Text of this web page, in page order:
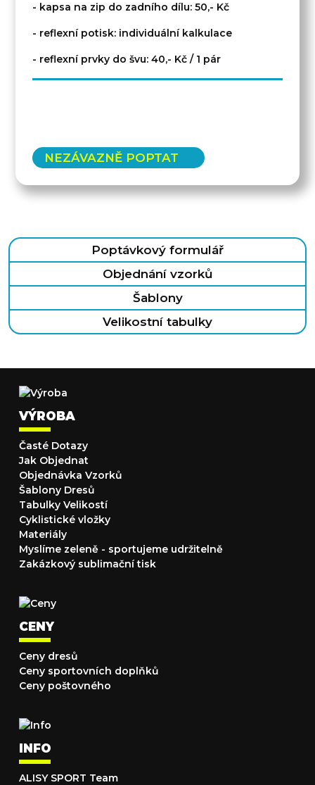
- kapsa na zip do zadního dílu: 50,- Kč
- reflexní potisk: individuální kalkulace
- reflexní prvky do švu: 40,- Kč / 1 pár
NEZÁVAZNĚ POPTAT
Poptávkový formulář
Objednání vzorků
Šablony
Velikostní tabulky
VÝROBA
Časté Dotazy
Jak Objednat
Objednávka Vzorků
Šablony Dresů
Tabulky Velikostí
Cyklistické vložky
Materiály
Myslíme zeleně - sportujeme udržitelně
Zakázkový sublimační tisk
CENY
Ceny dresů
Ceny sportovních doplňků
Ceny poštovného
INFO
ALISY SPORT Team